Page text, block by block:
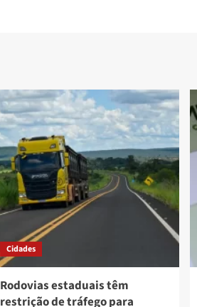
Cidades
Rodovias estaduais têm
restrição de tráfego para